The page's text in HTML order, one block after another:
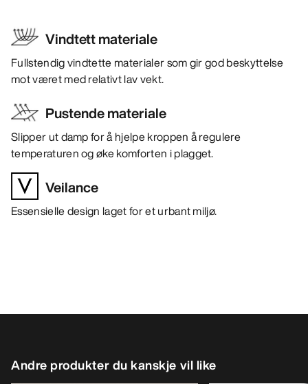
Vindtett materiale
Fullstendig vindtette materialer som gir god beskyttelse
mot været med relativt lav vekt.
Pustende materiale
Slipper ut damp for å hjelpe kroppen å regulere
temperaturen og øke komforten i plagget.
Veilance
Essensielle design laget for et urbant miljø.
Andre produkter du kanskje vil like